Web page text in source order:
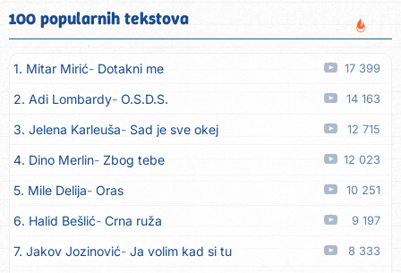
10. Dinacordi Luna Band Tamburaši (feat. Kristina Smetko)
11. Dinacordi Luna Band Tvoja šutnja (feat. Kristina Smetko) 07.08
12. Tamara Brusić Neću kuhat´, neću prat´ 07.08
13. Grupa TNT Rijeka Via Roma, nikad doma 07.08
14. Zaim Imamović Kada moja mladost prođe 07.08
15. Azra Husarkić Do zadnje kapi 07.08
16. Dinacordi Luna Band 07.08
17. Pet za 5 Pozdravi mi Stubicu 07.08
18. Dinacordi Luna Band Anđeo moj 07.08
100 popularnih tekstova
1. Mitar Mirić Dotakni me 17 399
2. Adi Lombardy O.S.D.S. 14 163
3. Jelena Karleuša Sad je sve okej 12 715
4. Dino Merlin Zbog tebe 12 023
5. Mile Delija Oras 10 251
6. Halid Bešlić Crna ruža 9 197
7. Jakov Jozinović Ja volim kad si tu 8 333